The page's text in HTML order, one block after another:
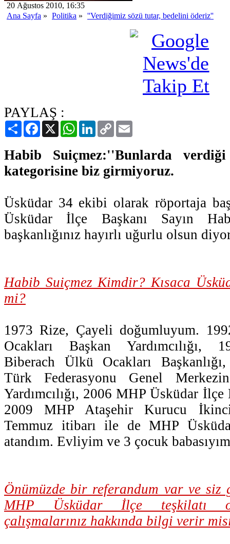
20 Ağustos 2010, 16:35
Ana Sayfa » Politika » ''Verdiğimiz sözü tutar, bedelini öderiz''
PAYLAŞ :
PaylaşFacebook
X WhatsAppLinkedIn
Copy
Link
Habib Suiçmez:''Bunlarda
kategorisine biz girmiyoruz.
Üsküdar 34 ekibi olarak röportaja
Üsküdar İlçe Başkanı Sayın
başkanlığınız hayırlı uğurlu olsun
Habib Suiçmez Kimdir? Kısaca
mi?
1973 Rize, Çayeli doğumluyum.
Ocakları Başkan Yardımcılığı,
Biberach Ülkü Ocakları
Türk Federasyonu Genel
Yardımcılığı, 2006 MHP Üsküdar İlçe
2009 MHP Ataşehir Kurucu İkinci
Temmuz itibarı ile de MHP
atandım. Evliyim ve 3 çocuk
Önümüzde bir referandum var ve siz
MHP Üsküdar İlçe teşkilatı
çalışmalarınız hakkında bilgi verir